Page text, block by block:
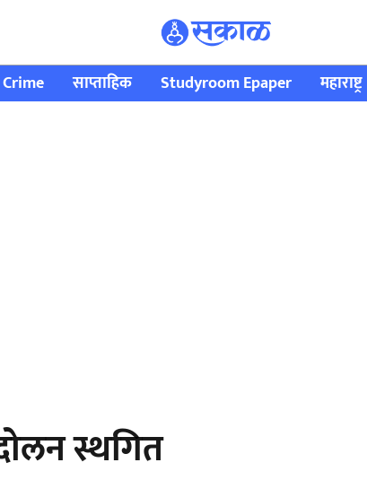
Crime साप्ताहिक Studyroom Epaper महाराष्ट्र
स्थगित